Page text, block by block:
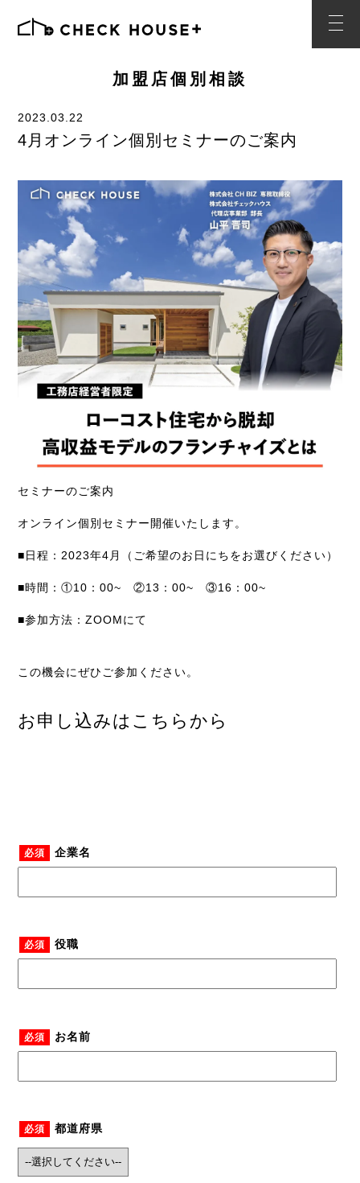
加盟店個別相談
2023.03.22
4月オンライン個別セミナーのご案内
セミナーのご案内
オンライン個別セミナー開催いたします。
■日程：2023年4月（ご希望のお日にちをお選びください）
■時間：①10：00~ ②13：00~ ③16：00~
■参加方法：ZOOMにて
この機会にぜひご参加ください。
お申し込みはこちらから
必須 企業名
必須 役職
必須 お名前
必須 都道府県